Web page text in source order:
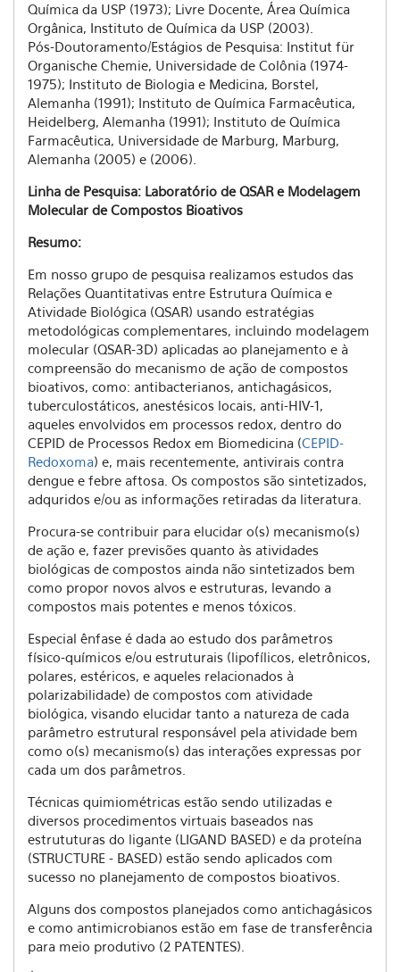
Química da USP (1973); Livre Docente, Área Química
Orgânica, Instituto de Química da USP (2003).
Pós-Doutoramento/Estágios de Pesquisa: Institut für
Organische Chemie, Universidade de Colônia (1974-
1975); Instituto de Biologia e Medicina, Borstel,
Alemanha (1991); Instituto de Química Farmacêutica,
Heidelberg, Alemanha (1991); Instituto de Química
Farmacêutica, Universidade de Marburg, Marburg,
Alemanha (2005) e (2006).
Linha de Pesquisa: Laboratório de QSAR e Modelagem
Molecular de Compostos Bioativos
Resumo:
Em nosso grupo de pesquisa realizamos estudos das
Relações Quantitativas entre Estrutura Química e
Atividade Biológica (QSAR) usando estratégias
metodológicas complementares, incluindo modelagem
molecular (QSAR-3D) aplicadas ao planejamento e à
compreensão do mecanismo de ação de compostos
bioativos, como: antibacterianos, antichagásicos,
tuberculostáticos, anestésicos locais, anti-HIV-1,
aqueles envolvidos em processos redox, dentro do
CEPID de Processos Redox em Biomedicina (CEPID-
Redoxoma) e, mais recentemente, antivirais contra
dengue e febre aftosa. Os compostos são sintetizados,
adquridos e/ou as informações retiradas da literatura.
Procura-se contribuir para elucidar o(s) mecanismo(s)
de ação e, fazer previsões quanto às atividades
biológicas de compostos ainda não sintetizados bem
como propor novos alvos e estruturas, levando a
compostos mais potentes e menos tóxicos.
Especial ênfase é dada ao estudo dos parâmetros
físico-químicos e/ou estruturais (lipofílicos, eletrônicos,
polares, estéricos, e aqueles relacionados à
polarizabilidade) de compostos com atividade
biológica, visando elucidar tanto a natureza de cada
parâmetro estrutural responsável pela atividade bem
como o(s) mecanismo(s) das interações expressas por
cada um dos parâmetros.
Técnicas quimiométricas estão sendo utilizadas e
diversos procedimentos virtuais baseados nas
estrututuras do ligante (LIGAND BASED) e da proteína
(STRUCTURE - BASED) estão sendo aplicados com
sucesso no planejamento de compostos bioativos.
Alguns dos compostos planejados como antichagásicos
e como antimicrobianos estão em fase de transferência
para meio produtivo (2 PATENTES).